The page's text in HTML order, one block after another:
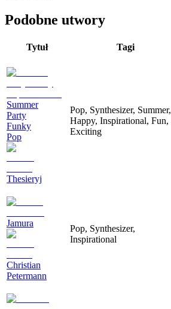
Podobne utwory
Tytuł Tagi
Summer
Party
Funky
Pop
Thesieryj
Pop, Synthesizer, Summer,
Happy, Inspirational, Fun,
Exciting
Jamura
Christian
Petermann
Pop, Synthesizer,
Inspirational